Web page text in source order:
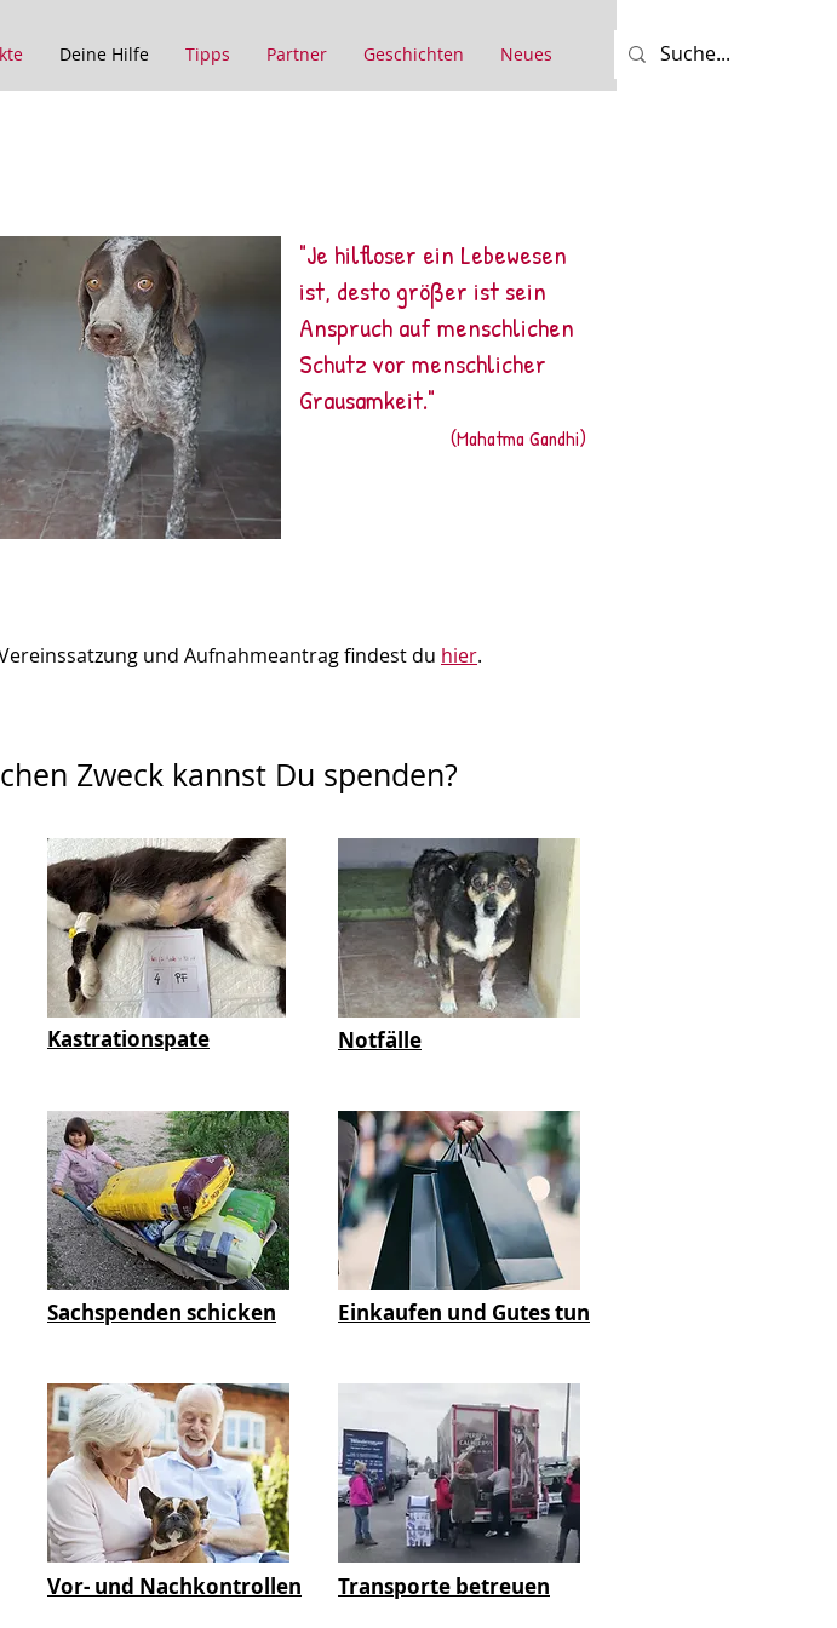
Deine Hilfe Tipps Partner Geschichten Neues
"Je hilfloser ein Lebewesen
ist, desto größer ist sein
Anspruch auf menschlichen
Schutz vor menschlicher
Grausamkeit."
(Mahatma Gandhi)
und Aufnahmeantrag findest du hier.
Zweck kannst Du spenden?
Kastrationspate Notfälle
Sachspenden schicken Einkaufen und Gutes tun
Vor- und Nachkontrollen Transporte betreuen